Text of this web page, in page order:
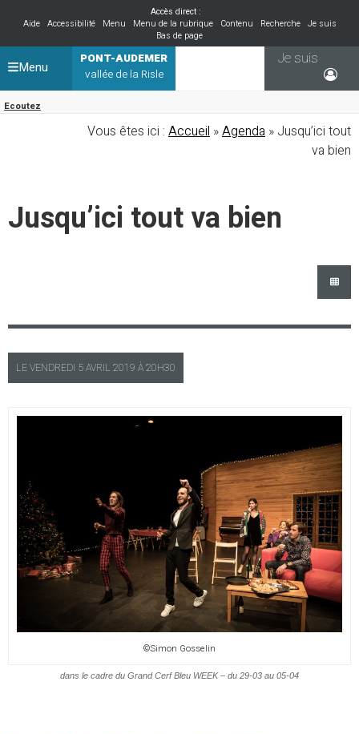
Accès direct :
Aide
Accessibilité Menu Menu de la rubrique Contenu Recherche
Je suis
Bas de page
PONT-AUDEMER
vallée de la Risle
Ecoutez
Je suis
Menu
Vous êtes ici : Accueil »Agenda » Jusqu’ici tout
va bien
Jusqu’ici tout va bien
LEVENDREDI 5 AVRIL 2019 À20H30
©Simon Gosselin
dans le cadre du Grand Cerf Bleu WEEK – du 29-03 au 05-04